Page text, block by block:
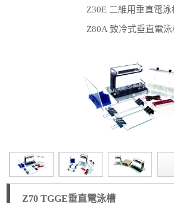
Z30E 二維用垂直電泳
Z80A 致冷式垂直電泳
Z70 TGGE垂直電泳槽